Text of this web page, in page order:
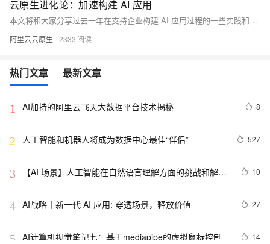
云原生进化论：加速构建 AI 应用
本文将和大家分享过去一年在支持企业构建 AI 应用过程的一些实践和思考。
阿里云云原生 2333
热门文章 最新文章
1 AI加持的阿里云飞天大数据平台技术揭秘 8
2 人工智能和机器人将成为数据中心最佳“伴侣” 527
3
【AI 场景】人工智能在自然语言理解方面的挑战和解决
10
4 AI战略丨新一代 AI 应用: 穿透场景，释放价值 27
5 AI计算机视觉笔记七：基于mediapipe的虚拟鼠标控制 14